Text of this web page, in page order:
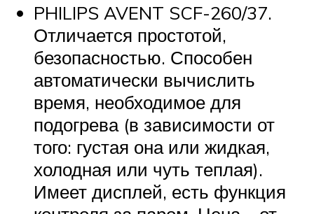
PHILIPS AVENT SCF-260/37.
Отличается простотой,
безопасностью. Способен
автоматически вычислить
время, необходимое для
подогрева (в зависимости от
того: густая она или жидкая,
холодная или чуть теплая).
Имеет дисплей, есть функция